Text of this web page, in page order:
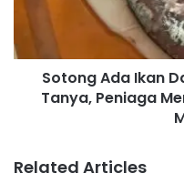
j
s
a
Sotong Ada Ikan
Tanya, Peniaga
Related Articles